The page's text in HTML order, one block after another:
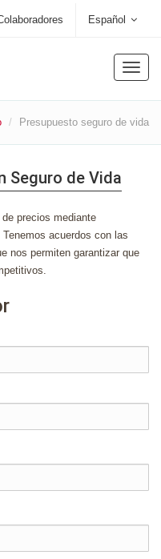
Español
Toggle
Presupuesto seguro de vida
Seguro de Vida
precios mediante
acuerdos con las
nos permiten garantizar que